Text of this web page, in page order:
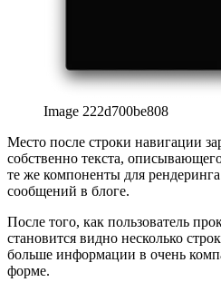
Image 222d700be808
Место после строки навигации
собственно текста,
те же компоненты для рендеринга
сообщений в блоге.